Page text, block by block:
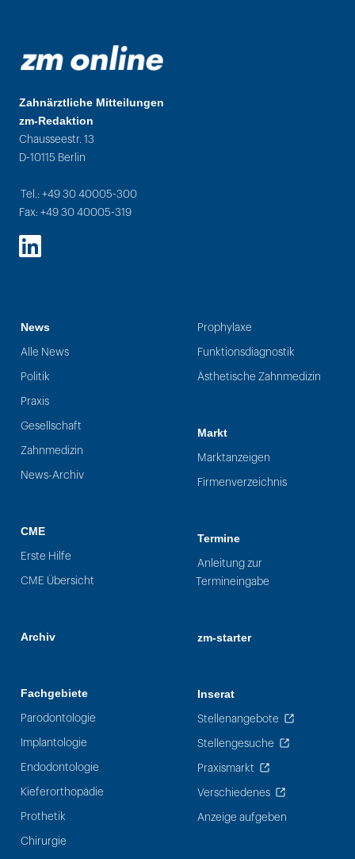
Zahnärztliche Mitteilungen
zm-Redaktion
Chausseestr. 13
D-10115 Berlin
Tel.: +49 30 40005-300
Fax: +49 30 40005-319
LinkedIn
News
Alle News
Politik
Praxis
Gesellschaft
Zahnmedizin
News-Archiv
CME
Erste Hilfe
CME Übersicht
Archiv
Fachgebiete
Parodontologie
Implantologie
Endodontologie
Kieferorthopädie
Prothetik
Chirurgie
Prophylaxe
Funktionsdiagnostik
Ästhetische Zahnmedizin
Markt
Marktanzeigen
Firmenverzeichnis
Termine
Anleitung zur
Termineingabe
zm-starter
Inserat
Stellenangebote
Stellengesuche
Praxismarkt
Verschiedenes
Anzeige aufgeben